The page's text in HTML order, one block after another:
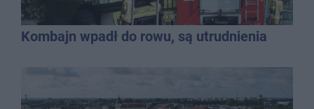
Kombajn wpadł do rowu, są utrudnienia